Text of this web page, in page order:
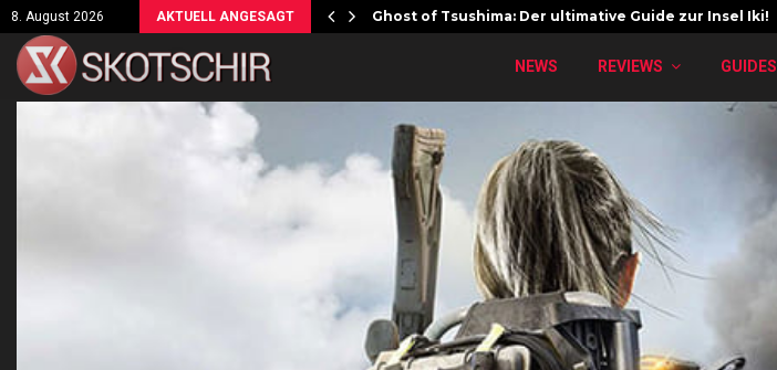
8. August 2026 AKTUELL ANGESAGT Ghost of Tsushima: Der ultimative Guide zur Insel Iki!
NEWS REVIEWS GUIDES